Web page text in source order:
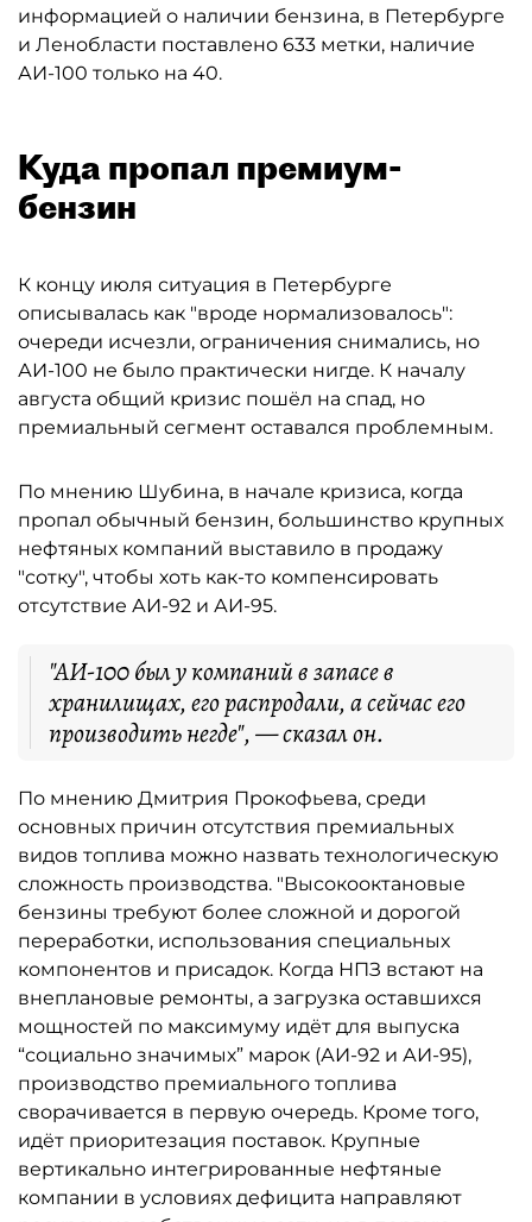
информацией о наличии бензина, в Петербурге
и Ленобласти поставлено 633 метки, наличие
АИ-100 только на 40.
Куда пропал премиум-
бензин
К концу июля ситуация в Петербурге
описывалась как "вроде нормализовалось":
очереди исчезли, ограничения снимались, но
АИ-100 не было практически нигде. К началу
августа общий кризис пошёл на спад, но
премиальный сегмент оставался проблемным.
По мнению Шубина, в начале кризиса, когда
пропал обычный бензин, большинство крупных
нефтяных компаний выставило в продажу
"сотку", чтобы хоть как-то компенсировать
отсутствие АИ-92 и АИ-95.
"АИ-100 был у компаний в запасе в
хранилищах, его распродали, а сейчас его
производить негде", — сказал он.
По мнению Дмитрия Прокофьева, среди
основных причин отсутствия премиальных
видов топлива можно назвать технологическую
сложность производства. "Высокооктановые
бензины требуют более сложной и дорогой
переработки, использования специальных
компонентов и присадок. Когда НПЗ встают на
внеплановые ремонты, а загрузка оставшихся
мощностей по максимуму идёт для выпуска
“социально значимых” марок (АИ-92 и АИ-95),
производство премиального топлива
сворачивается в первую очередь. Кроме того,
идёт приоритезация поставок. Крупные
вертикально интегрированные нефтяные
компании в условиях дефицита направляют